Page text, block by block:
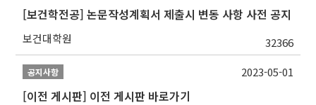
[보건학전공] 논문작성계획서 제출시 변동 사항 사전 공지
보건대학원 32366
공지사항
[이전 게시판] 이전 게시판 바로가기
2023-05-01